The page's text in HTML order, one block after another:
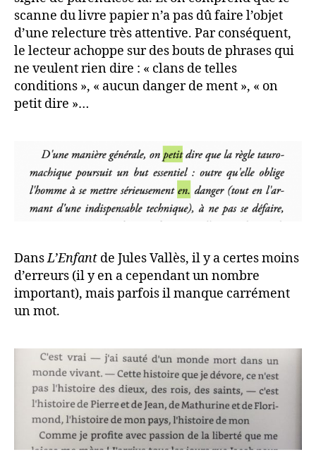
scanne du livre papier n’a pas dû faire l’objet
d’une relecture très attentive. Par conséquent,
le lecteur achoppe sur des bouts de phrases qui
ne veulent rien dire : « clans de telles
conditions », « aucun danger de ment », « on
petit dire »…
DansL’Enfant de Jules Vallès, il y a certes moins
d’erreurs (il y en a cependant un nombre
important), mais parfois il manque carrément
un mot.